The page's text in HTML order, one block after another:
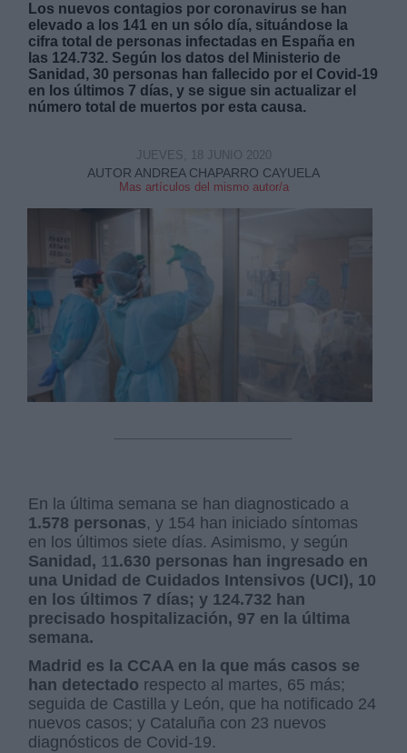
Los nuevos contagios por coronavirus se han
elevado a los 141 en un sólo día, situándose la
cifra total de personas infectadas en España en
las 124.732. Según los datos del Ministerio de
Sanidad, 30 personas han fallecido por el Covid-19
en los últimos 7 días, y se sigue sin actualizar el
número total de muertos por esta causa.
AUTOR ANDREA CHAPARRO CAYUELA
Mas artículos del mismo autor/a
JUEVES, 18 JUNIO 2020
En la última semana se han diagnosticado a
1.578 personas, y 154 han iniciado síntomas
en los últimos siete días. Asimismo, y según
Sanidad, 11.630 personas han ingresado en
una Unidad de Cuidados Intensivos (UCI), 10
en los últimos 7 días; y 124.732 han
precisado hospitalización, 97 en la última
semana.
Madrid es la CCAA en la que más casos se
han detectado respecto al martes, 65 más;
seguida de Castilla y León, que ha notificado 24
nuevos casos; y Cataluña con 23 nuevos
diagnósticos de Covid-19.
Destinatarios:
Derechos:
link